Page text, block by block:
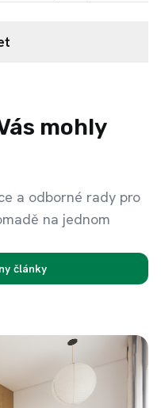
mohly
a odborné rady pro
na jednom
články